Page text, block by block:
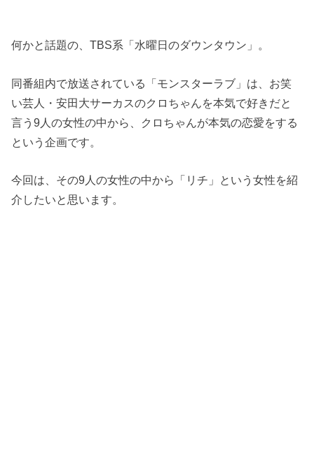
何かと話題の、TBS系「水曜日のダウンタウン」。
同番組内で放送されている「モンスターラブ」は、お笑
い芸人・安田大サーカスのクロちゃんを本気で好きだと
言う9人の女性の中から、クロちゃんが本気の恋愛をする
という企画です。
今回は、その9人の女性の中から「リチ」という女性を紹
介したいと思います。